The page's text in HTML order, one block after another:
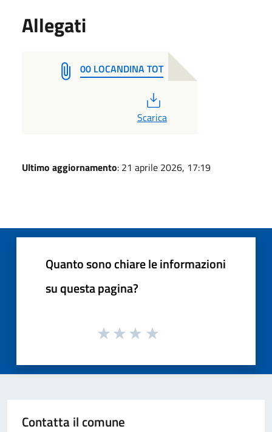
Allegati
00 LOCANDINA TOT
Scarica
Ultimo aggiornamento: 21 aprile 2026, 17:19
Quanto sono chiare le informazioni
su questa pagina?
Contatta il comune